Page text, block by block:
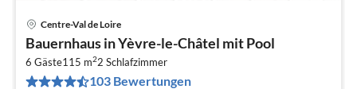
Centre-Val de Loire
Bauernhaus in Yèvre-le-Châtel mit Pool
6 Gäste115 m22 Schlafzimmer
103 Bewertungen